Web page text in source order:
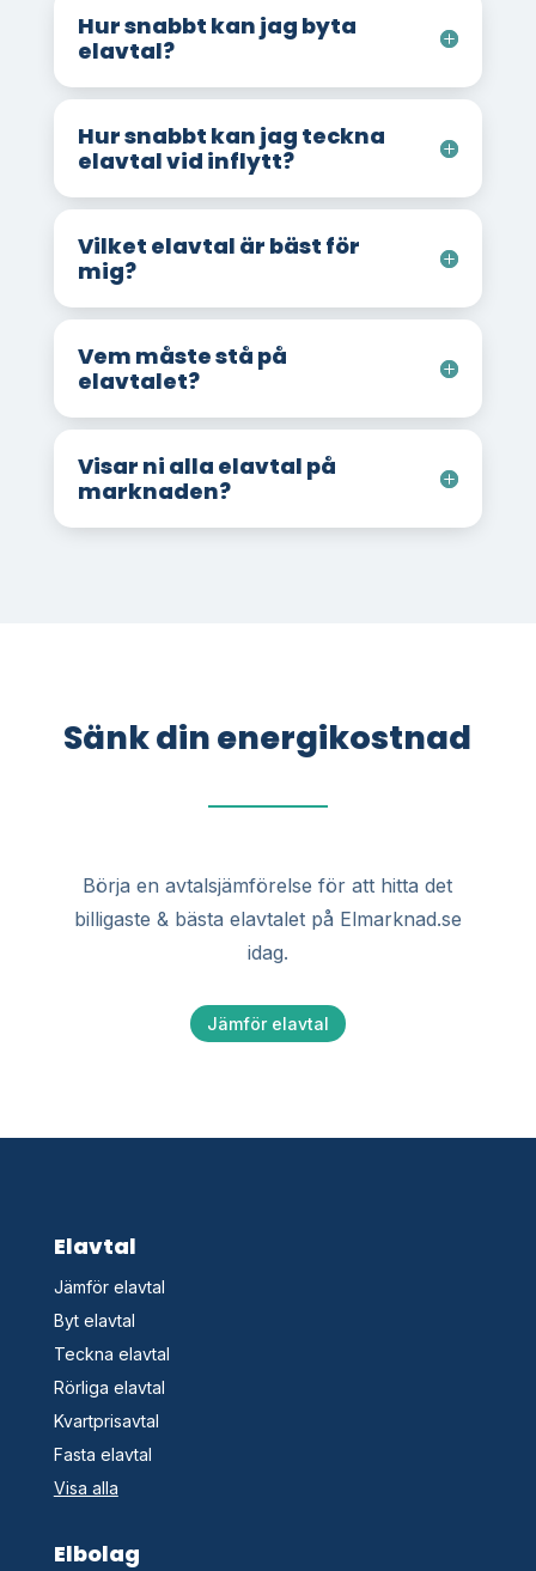
Hur snabbt kan jag byta
elavtal?
Hur snabbt kan jag teckna
elavtal vid inflytt?
Vilket elavtal är bäst för
mig?
Vem måste stå på
elavtalet?
Visar ni alla elavtal på
marknaden?
Sänk din energikostnad
Börja en avtalsjämförelse för att hitta det
billigaste & bästa elavtalet på Elmarknad.se
idag.
Jämför elavtal
Elavtal
Jämför elavtal
Byt elavtal
Teckna elavtal
Rörliga elavtal
Kvartprisavtal
Fasta elavtal
Visa alla
Elbolag